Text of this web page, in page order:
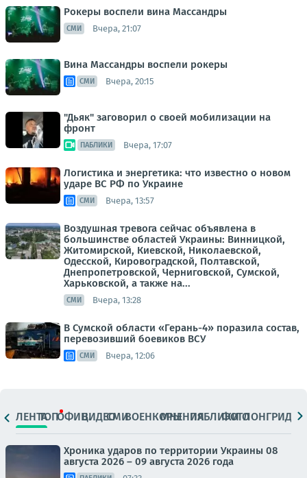
Рокеры воспели вина Массандры
СМИ Вчера, 21:07
Вина Массандры воспели рокеры
СМИ Вчера, 20:15
"Дьяк" заговорил о своей мобилизации на
фронт
ПАБЛИКИ Вчера, 17:07
Логистика и энергетика: что известно о новом
ударе ВС РФ по Украине
СМИ Вчера, 13:57
Воздушная тревога сейчас объявлена в
большинстве областей Украины: Винницкой,
Житомирской, Киевской, Николаевской,
Одесской, Кировоградской, Полтавской,
Днепропетровской, Черниговской, Сумской,
Харьковской, а также на...
СМИ Вчера, 13:28
В Сумской области «Герань-4» поразила состав,
перевозивший боевиков ВСУ
СМИ Вчера, 12:06
ЛЕНТАТОПОФИЦ.ВИДЕОСМИВОЕНКОРЫМНЕНИЯПАБЛИКИ
ФОТОЛОНГРИДЫ
Хроника ударов по территории Украины 08
августа 2026 – 09 августа 2026 года